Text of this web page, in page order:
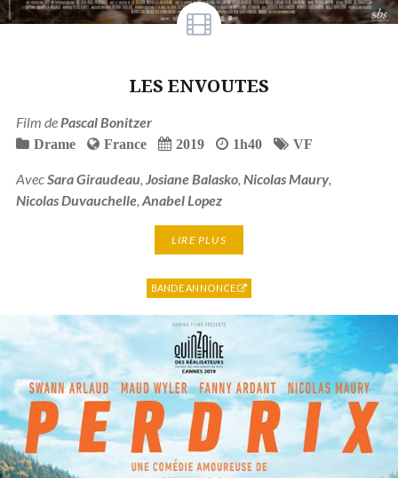
LES ENVOUTES
Film dePascal Bonitzer
Drame France 2019 1h40 VF
AvecSara Giraudeau, Josiane Balasko, Nicolas Maury,
Nicolas Duvauchelle, Anabel Lopez
LIRE PLUS
BANDE ANNONCE